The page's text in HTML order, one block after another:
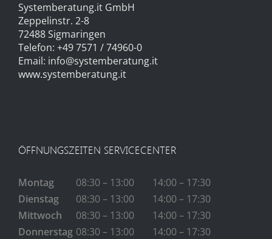
Systemberatung.it GmbH
Zeppelinstr. 2-8
72488 Sigmaringen
Telefon: +49 7571 / 74960-0
Email: info@systemberatung.it
www.systemberatung.it
ÖFFNUNGSZEITEN SERVICECENTER
Montag 08:30 – 13:00
14:00 – 17:30
Dienstag
08:30 – 13:00
14:00 – 17:30
Mittwoch
08:30 – 13:00
14:00 – 17:30
Donnerstag 08:30 – 13:00
14:00 – 17:30